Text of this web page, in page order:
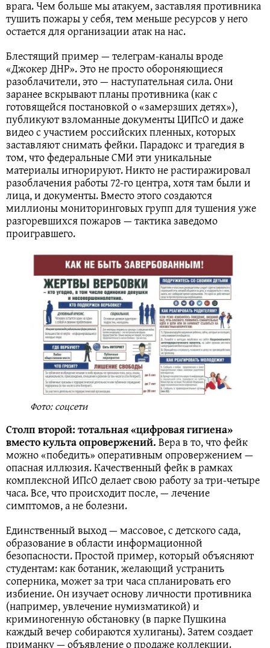
врага. Чем больше мы атакуем, заставляя противника
тушить пожары у себя, тем меньше ресурсов у него
остается для организации атак на нас.
Блестящий пример — телеграм-каналы вроде
«Джокер ДНР». Это не просто обороняющиеся
разоблачители, это — наступательная сила. Они
заранее вскрывают планы противника (как с
готовящейся постановкой о «замерзших детях»),
публикуют взломанные документы ЦИПсО и даже
видео с участием российских пленных, которых
заставляют снимать фейки. Парадокс и трагедия в
том, что федеральные СМИ эти уникальные
материалы игнорируют. Никто не растиражировал
разоблачения работы 72-го центра, хотя там были и
лица, и документы. Вместо этого создаются
миллионы мониторинговых групп для тушения уже
разгоревшихся пожаров — тактика заведомо
проигравшего.
Фото: соцсети
Столп второй: тотальная «цифровая гигиена»
вместо культа опровержений.Вера в то, что фейк
можно «победить» оперативным опровержением —
опасная иллюзия. Качественный фейк в рамках
комплексной ИПсО делает свою работу за три-четыре
часа. Все, что происходит после, — лечение
симптомов, а не болезни.
Единственный выход — массовое, с детского сада,
образование в области информационной
безопасности. Простой пример, который объясняют
студентам: как ботаник, желающий устранить
соперника, может за три часа спланировать его
избиение. Он изучает основу личности противника
(например, увлечение нумизматикой) и
криминогенную обстановку (в парке Пушкина
каждый вечер собираются хулиганы). Затем создает
приманку — объявление о продаже коллекции.